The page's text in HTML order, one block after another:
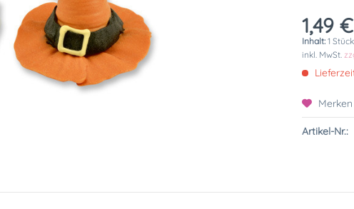
1,49
Inhalt:1 Stück
inkl. MwSt.
Merken
Artikel-Nr.: